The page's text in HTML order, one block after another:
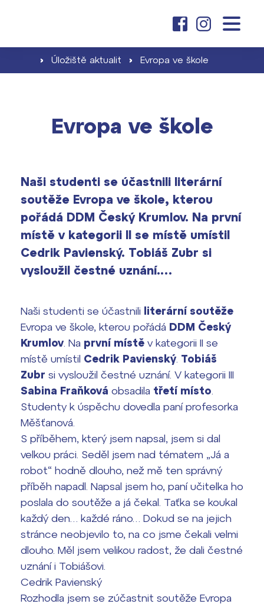
O nás
Klub absolventů
Projekty ›
Harmonogram školního roku ›
Press kit ›
základní škola
Školné pro ZŠ
Naši učitelé
Informace pro rodiče prvňáčků
Jak se stát studentem
Školné pro gymnázium
Přípravné kurzy a přijímací zkoušky
nanečisto
Maturitní zkoušky
Europass
FOCUSing
Zahraniční stipendia
ČAG studentský
Maturitní témata
Pomoc! Mám problém!
Harmonogram školního roku
Termíny maturit
kontakt
vyhledávání
Office 365
› Úložiště aktualit › Evropa ve škole
Evropa ve škole
Naši studenti se účastnili literární
soutěže Evropa ve škole, kterou
pořádá DDM Český Krumlov. Na první
místě v kategorii II se místě umístil
Cedrik Pavienský. Tobiáš Zubr si
vysloužil čestné uznání.…
Naši studenti se účastnili literární soutěže
Evropa ve škole, kterou pořádá DDM Český
Krumlov . Na první místě v kategorii II se
místě umístil Cedrik Pavienský Tobiáš
Zubr si vysloužil čestné uznání. V kategorii III
Sabina Fraňková obsadila třetí místo
Studenty k úspěchu dovedla paní profesorka
Měšťanová.
S příběhem, který jsem napsal, jsem si dal
velkou práci. Seděl jsem nad tématem „Já a
robot“ hodně dlouho, než mě ten správný
příběh napadl. Napsal jsem ho, paní učitelka ho
poslala do soutěže a já čekal. Taťka se koukal
každý den… každé ráno… Dokud se na jejich
stránce neobjevilo to, na co jsme čekali velmi
dlouho. Měl jsem velikou radost, že dali čestné
uznání i Tobiášovi.
Cedrik Pavienský
Rozhodla jsem se zúčastnit soutěže Evropa